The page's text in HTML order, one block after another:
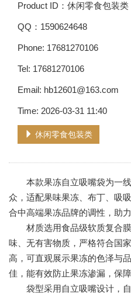
Product ID：休闲零食包装类
QQ：1590624648
Phone: 17681270106
Tel: 17681270106
Email: hb12601@163.com
Time: 2026-03-31 11:40
休闲零食包装类
本款果冻自立吸嘴袋为一线
众，适配果味果冻、布丁、吸
合中高端果冻品牌的调性，助
材质选用食品级软质复合膜
味、无有害物质，严格符合国
高，可直观展示果冻的色泽与
佳，能有效防止果冻渗漏，保障
袋型采用自立吸嘴设计，自